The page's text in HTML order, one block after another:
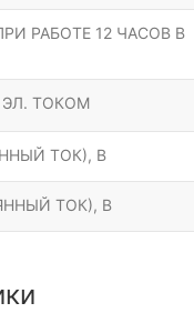
РАБОТЕ 12 ЧАСОВ В
ТОКОМ
ТОК), В
ТОК), В